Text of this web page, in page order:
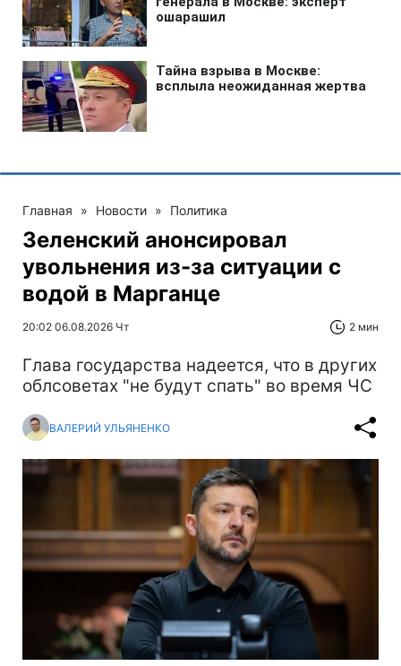
Главная » Новости » Политика
Зеленский анонсировал
увольнения из-за ситуации с
водой в Марганце
20:02 06.08.2026 Чт 2 мин
Глава государства надеется, что в других
облсоветах "не будут спать" во время ЧС
ВАЛЕРИЙ УЛЬЯНЕНКО